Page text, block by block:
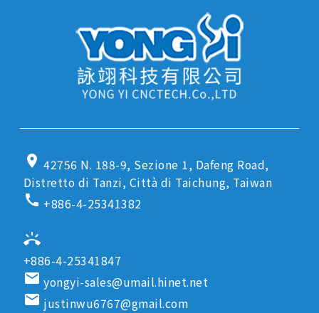
location_on 42756 N. 188-9, Sezione 1, Dafeng Road,
Distretto di Tanzi, Città di Taichung, Taiwan
call +886-4-25341382
ring_volume
+886-4-25341847
email yongyi-sales@umail.hinet.net
email justinwu6767@gmail.com